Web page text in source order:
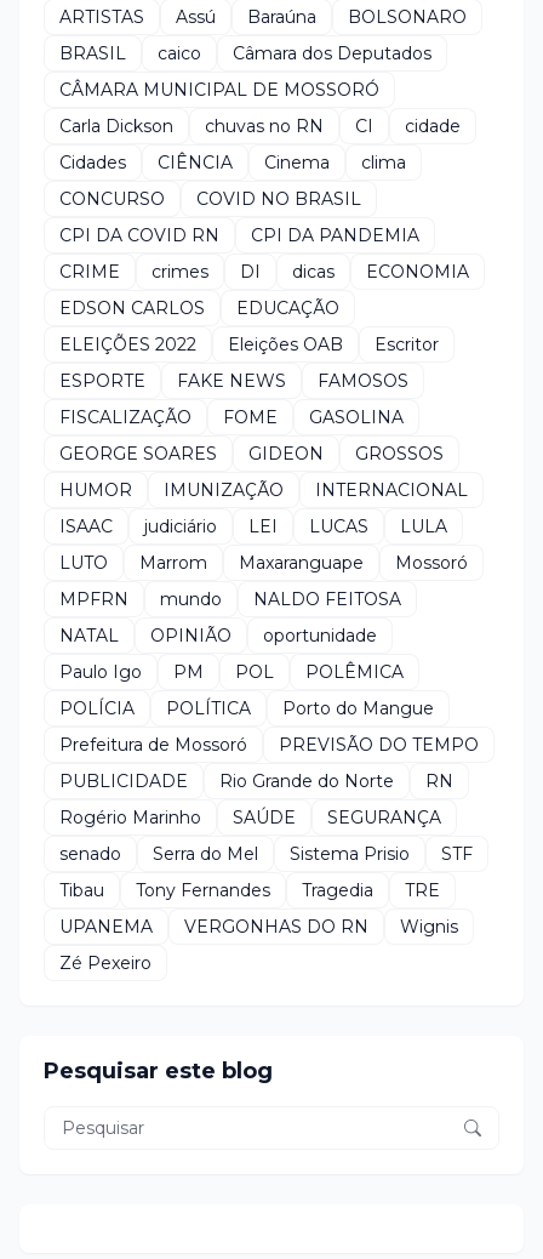
ARTISTAS
Assú Baraúna
BOLSONARO
BRASIL
caico
Câmara dos Deputados
CÂMARA MUNICIPAL DE MOSSORÓ
Carla Dickson
chuvas no RN CI
cidade
Cidades
CIÊNCIA Cinema
clima
CONCURSO
COVID NO BRASIL
CPI DA COVID RN
CPI DA PANDEMIA
CRIME
crimes DI dicas
ECONOMIA
EDSON CARLOS
EDUCAÇÃO
ELEIÇÕES 2022
Eleições OAB
Escritor
ESPORTE
FAKE NEWS
FAMOSOS
FISCALIZAÇÃO
FOME
GASOLINA
GEORGE SOARES
GIDEON
GROSSOS
HUMOR
IMUNIZAÇÃO
INTERNACIONAL
ISAAC
judiciário LEI LUCAS
LULA
LUTO
Marrom Maxaranguape
Mossoró
MPFRN
mundo
NALDO FEITOSA
NATAL
OPINIÃO
oportunidade
Paulo Igo
PM POL
POLÊMICA
POLÍCIA
POLÍTICA
Porto do Mangue
Prefeitura de Mossoró
PREVISÃO DO TEMPO
PUBLICIDADE
Rio Grande do Norte
RN
Rogério Marinho
SAÚDE
SEGURANÇA
senado
Serra do Mel Sistema Prisio
STF
Tibau
Tony Fernandes Tragedia
TRE
UPANEMA
VERGONHAS DO RN
Wignis
Zé Pexeiro
Pesquisar este blog